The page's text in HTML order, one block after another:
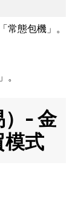
常態包機」。
。
）- 金
模式